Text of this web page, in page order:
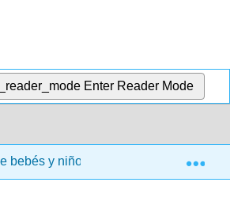
Enter Reader Mode
bebés y niños pequeños (Taintor y